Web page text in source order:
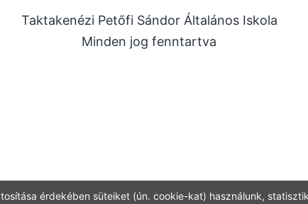
Taktakenézi Petőfi Sándor Általános Iskola
Minden jog fenntartva
érdekében süteiket (ún. cookie-kat) használunk,